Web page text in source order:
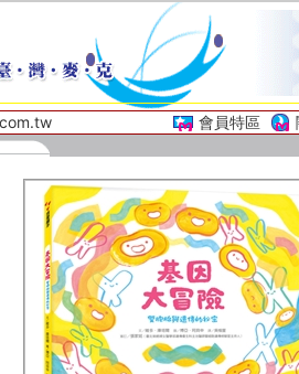
會員特區